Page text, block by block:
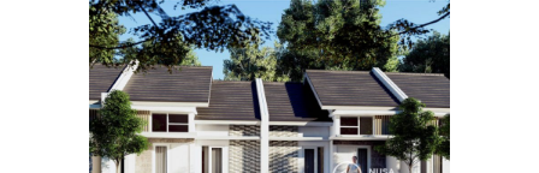
Desain Cluster Premier 3 di
Cibinong Bogor
DESAIN RUMAH TERBAIK